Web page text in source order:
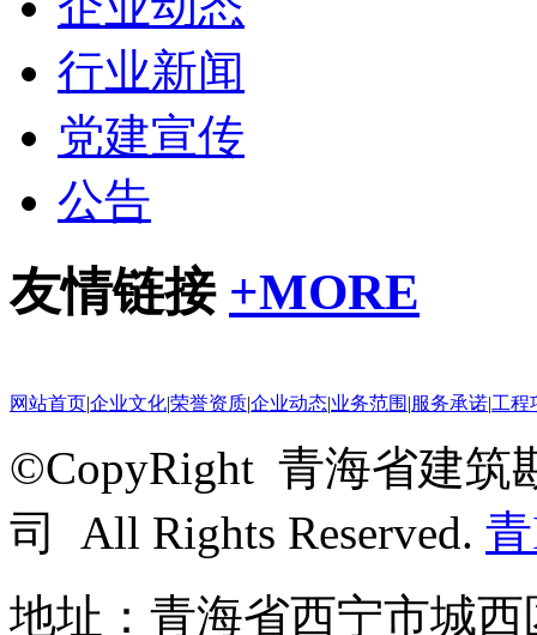
行业新闻
党建宣传
公告
友情链接 +MORE
网站首页|企业文化|荣誉资质|企业动态|业务范围 |服务承诺|工程
©CopyRight 青海省建筑
司 All Rights Reserved.
地址：青海省西宁市城